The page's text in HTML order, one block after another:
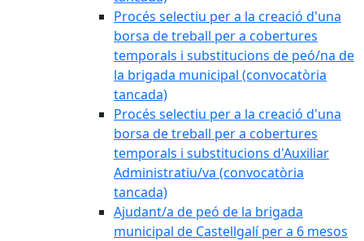
Procés selectiu per a la creació d'una
borsa de treball per a cobertures
temporals i substitucions de peó/na de
la brigada municipal (convocatòria
tancada)
Procés selectiu per a la creació d'una
borsa de treball per a cobertures
temporals i substitucions d'Auxiliar
Administratiu/va (convocatòria
tancada)
Ajudant/a de peó de la brigada
municipal de Castellgalí per a 6 mesos